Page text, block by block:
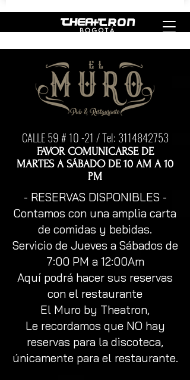
CALLE 59 # 10 -21 / Tel: 3114842753
FAVOR COMUNICARSE DE
MARTES A SÁBADO DE 10 AM A 10
PM
- RESERVAS DISPONIBLES -
Contamos con una amplia carta
de comidas y bebidas.
Servicio de Jueves a Sábados de
7:00 PM a 12:00Am
Aquí podrá hacer sus reservas
con el restaurante
El Muro by Theatron,
Le recordamos que NO hay
reservas para la discoteca,
únicamente para el restaurante.